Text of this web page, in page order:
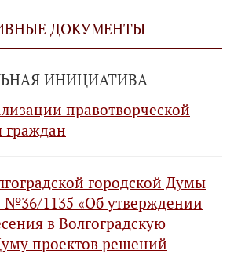
ДОКУМЕНТЫ
ИНИЦИАТИВА
правотворческой
городской Думы
№36/1135 «Об утверждении
в Волгоградскую
проектов решений